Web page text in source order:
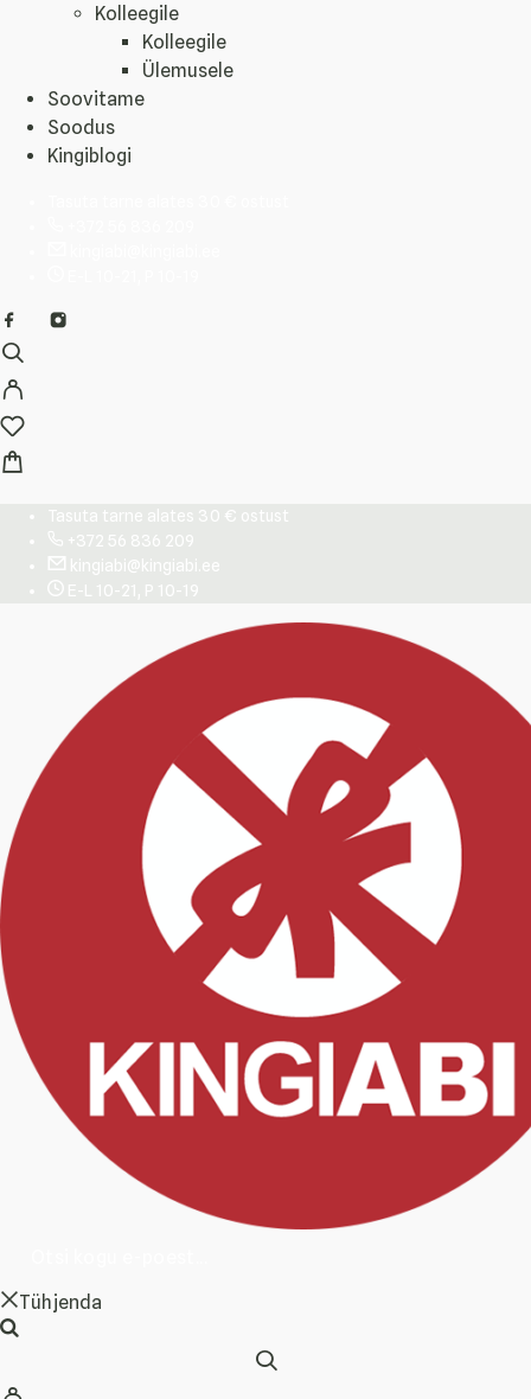
Kolleegile
Kolleegile
Ülemusele
Soovitame
Soodus
Kingiblogi
Tasuta tarne alates 30 € ostust
+372 56 836 209
kingiabi@kingiabi.ee
E-L 10-21, P 10-19
Tühjenda